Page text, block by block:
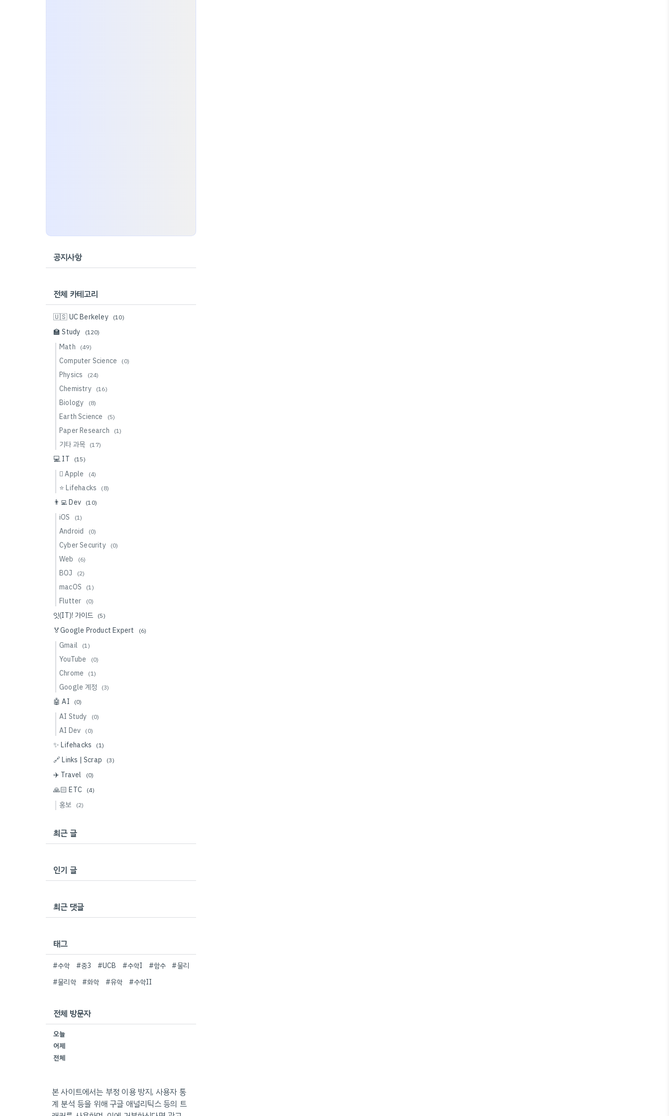
공지사항
전체 카테고리
🇺🇸 UC Berkeley (10)
🏫 Study (120)
Math (49)
Computer Science (0)
Physics (24)
Chemistry (16)
Biology (8)
Earth Science (5)
Paper Research (1)
기타 과목 (17)
💻 IT (15)
 Apple (4)
⭐️ Lifehacks (8)
👨‍💻 Dev (10)
iOS (1)
Android (0)
Cyber Security (0)
Web (6)
BOJ (2)
macOS (1)
Flutter (0)
잇(IT)! 가이드 (5)
🏅Google Product Expert (6)
Gmail (1)
YouTube (0)
Chrome (1)
Google 계정 (3)
🤖 AI (0)
AI Study (0)
AI Dev (0)
✨ Lifehacks (1)
🔗 Links | Scrap (3)
✈️ Travel (0)
🙏🏻 ETC (4)
홍보 (2)
최근 글
인기 글
최근 댓글
태그
#수학 #중3 #UCB #수학I #함수 #물리
#물리학 #화학 #유학 #수학II
전체 방문자
오늘
어제
전체
본 사이트에서는 부정 이용 방지, 사용자 통
계 분석 등을 위해 구글 애널리틱스 등의 트